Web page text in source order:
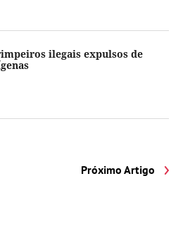
ilegais expulsos de
Próximo Artigo